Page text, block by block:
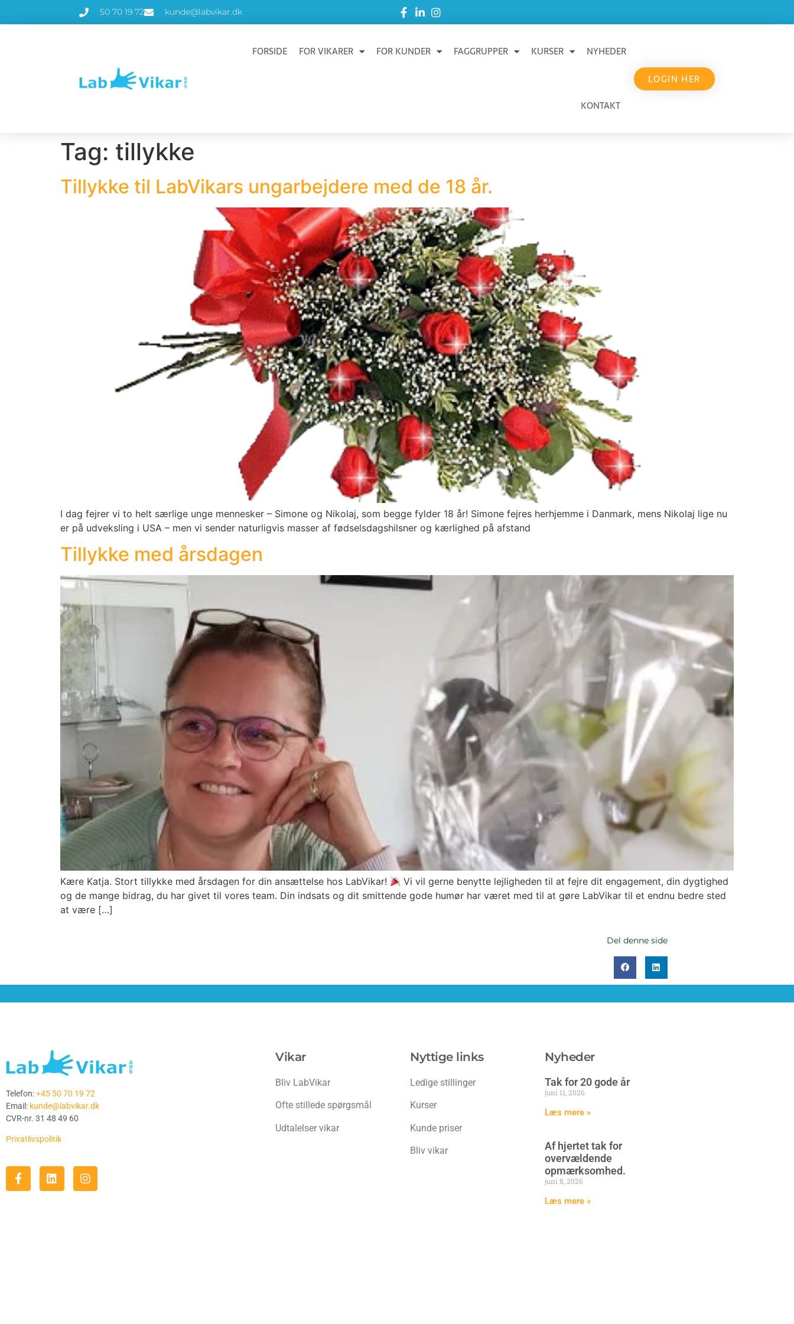
50 70 19 72 kunde@labvikar.dk
FORSIDE FOR VIKARER FOR KUNDER FAGGRUPPER KURSER NYHEDER
KONTAKT
LOGIN HER
Tag: tillykke
Tillykke til LabVikars ungarbejdere med de 18 år.
I dag fejrer vi to helt særlige unge mennesker – Simone og Nikolaj, som begge fylder 18 år! Simone fejres herhjemme i Danmark, mens Nikolaj lige nu
er på udveksling i USA – men vi sender naturligvis masser af fødselsdagshilsner og kærlighed på afstand
Tillykke med årsdagen
Kære Katja. Stort tillykke med årsdagen for din ansættelse hos LabVikar!
Vi vil gerne benytte lejligheden til at fejre dit engagement, din dygtighed
og de mange bidrag, du har givet til vores team. Din indsats og dit smittende gode humør har været med til at gøre LabVikar til et endnu bedre sted
at være […]
Del denne side
Telefon:+45 50 70 19 72
Email: kunde@labvikar.dk
CVR-nr. 31 48 49 60
Privatlivspolitik
Vikar
Bliv LabVikar
Ofte stillede spørgsmål
Udtalelser vikar
Nyttige links
Ledige stillinger
Kurser
Kunde priser
Bliv vikar
Nyheder
Tak for 20 gode år
juni 11, 2026
Læs mere »
Af hjertet tak for
overvældende
opmærksomhed.
juni 8, 2026
Læs mere »